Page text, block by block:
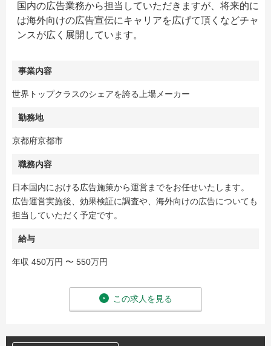
国内の広告業務から担当していただきますが、将来的に
は海外向けの広告宣伝にキャリアを広げて頂くなどチャ
ンスが広く展開しています。
事業内容
世界トップクラスのシェアを誇る上場メーカー
勤務地
京都府京都市
職務内容
日本国内における広告施策から運営までをお任せいたします。
広告運営実施後、効果検証に調査や、海外向けの広告についても
担当していただく予定です。
給与
年収 450万円 〜 550万円
この求人を見る